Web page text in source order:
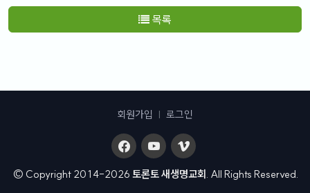
목록
회원가입 | 로그인
© Copyright 2014-2026 토론토 새생명교회 . All Rights Reserved.